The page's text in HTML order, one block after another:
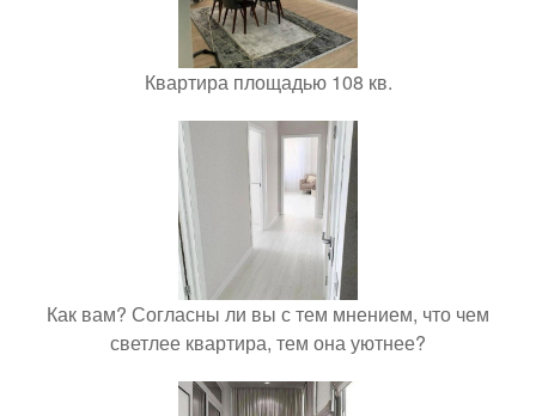
Квартира площадью 108 кв.
Как вам? Согласны ли вы с тем мнением, что чем
светлее квартира, тем она уютнее?